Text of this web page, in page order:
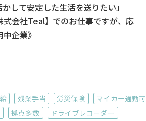
して安定した生活を送りたい」
式会社Teal】でのお仕事ですが、応
企業》
残業手当 労災保険 マイカー通勤可
拠点多数
ドライブレコーダー